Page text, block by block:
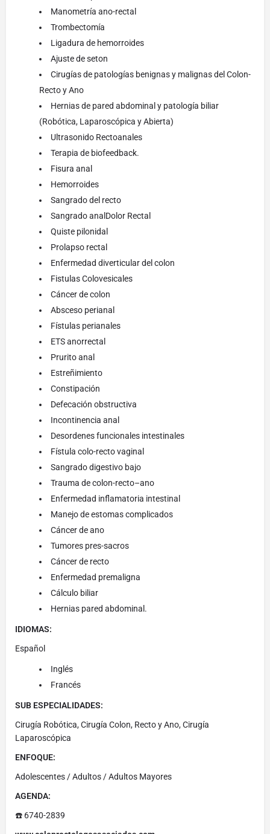
Manometría ano-rectal
Trombectomía
Ligadura de hemorroides
Ajuste de seton
Cirugías de patologías benignas y malignas del Colon-
Recto y Ano
Hernias de pared abdominal y patología biliar
(Robótica, Laparoscópica y Abierta)
Ultrasonido Rectoanales
Terapia de biofeedback.
Fisura anal
Hemorroides
Sangrado del recto
Sangrado analDolor Rectal
Quiste pilonidal
Prolapso rectal
Enfermedad diverticular del colon
Fistulas Colovesicales
Cáncer de colon
Absceso perianal
Fístulas perianales
ETS anorrectal
Prurito anal
Estreñimiento
Constipación
Defecación obstructiva
Incontinencia anal
Desordenes funcionales intestinales
Fístula colo-recto vaginal
Sangrado digestivo bajo
Trauma de colon-recto–ano
Enfermedad inflamatoria intestinal
Manejo de estomas complicados
Cáncer de ano
Tumores pres-sacros
Cáncer de recto
Enfermedad premaligna
Cálculo biliar
Hernias pared abdominal.
IDIOMAS:
Español
Inglés
Francés
SUB ESPECIALIDADES:
Cirugía Robótica, Cirugía Colon, Recto y Ano, Cirugía
Laparoscópica
ENFOQUE:
Adolescentes / Adultos / Adultos Mayores
AGENDA:
☎️ 6740-2839